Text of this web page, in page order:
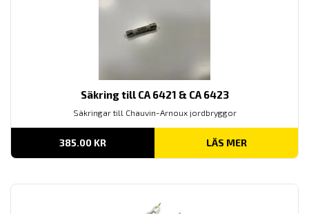
Säkring till CA 6421 & CA 6423
Säkringar till Chauvin-Arnoux jordbryggor
385.00 KR LÄS MER